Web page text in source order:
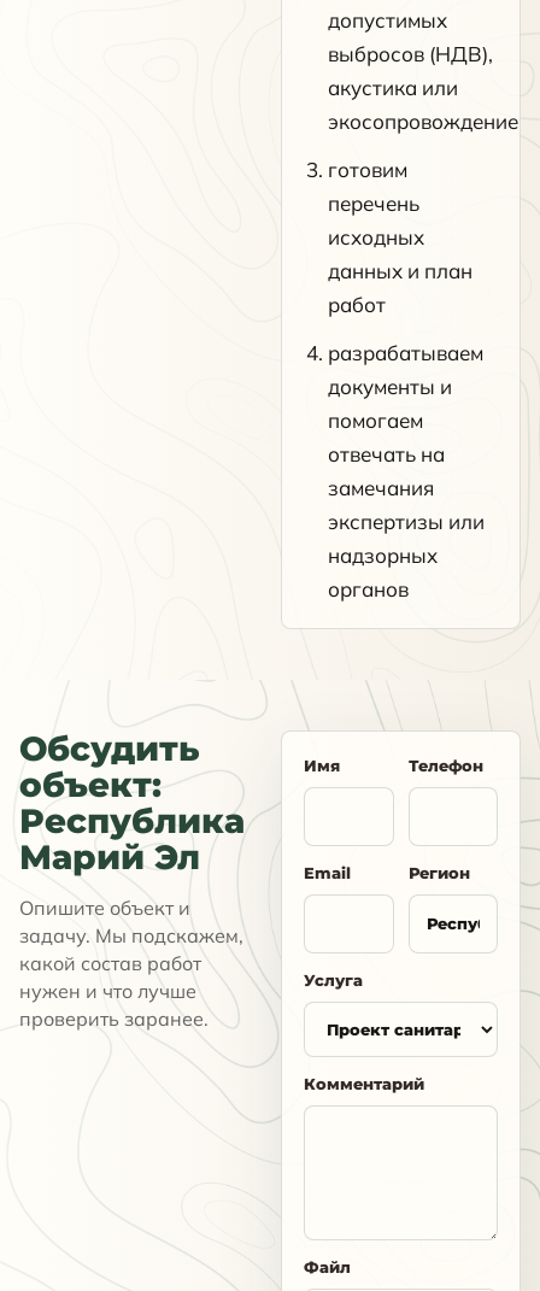
допустимых
выбросов (НДВ),
акустика или
экосопровождение
готовим
перечень
исходных
данных и план
работ
разрабатываем
документы и
помогаем
отвечать на
замечания
экспертизы или
надзорных
органов
Обсудить
объект:
Республика
Марий Эл
Опишите объект и
задачу. Мы подскажем,
какой состав работ
нужен и что лучше
проверить заранее.
Имя Телефон
Email Регион
Услуга
Комментарий
Файл